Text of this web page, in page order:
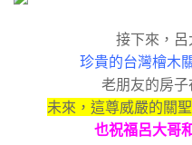
接下來，
珍貴的台灣檜木
老朋友的房子
未來，這尊威嚴的關
也祝福呂大哥